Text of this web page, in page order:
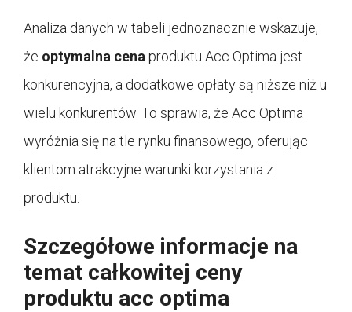
Analiza danych w tabeli jednoznacznie wskazuje,
że optymalna cena produktu Acc Optima jest
konkurencyjna, a dodatkowe opłaty są niższe niż u
wielu konkurentów. To sprawia, że Acc Optima
wyróżnia się na tle rynku finansowego, oferując
klientom atrakcyjne warunki korzystania z
produktu.
Szczegółowe informacje na
temat całkowitej ceny
produktu acc optima